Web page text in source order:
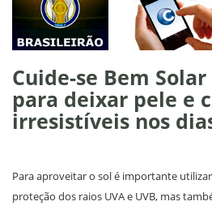
Cuide-se Bem
para deixar pele e
irresistíveis nos
Para aproveitar o sol é importante
proteção dos raios UVA e UVB, mas